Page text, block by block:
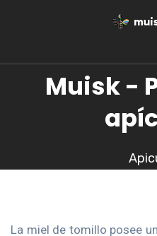
Muisk -
La miel de tomillo posee